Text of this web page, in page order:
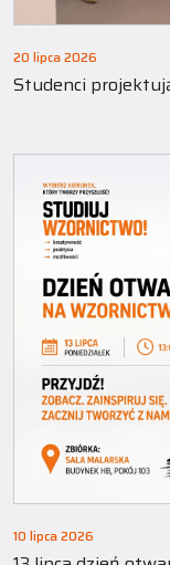
20 lipca 2026
10 lipca 2026